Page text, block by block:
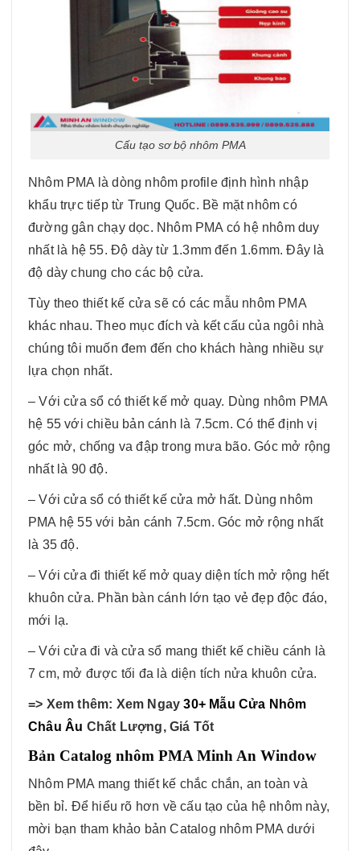
Cấu tạo sơ bộ nhôm PMA
Nhôm PMA là dòng nhôm profile định hình nhập
khẩu trực tiếp từ Trung Quốc. Bề mặt nhôm có
đường gân chạy dọc. Nhôm PMA có hệ nhôm duy
nhất là hệ 55. Độ dày từ 1.3mm đến 1.6mm. Đây là
độ dày chung cho các bộ cửa.
Tùy theo thiết kế cửa sẽ có các mẫu nhôm PMA
khác nhau. Theo mục đích và kết cấu của ngôi nhà
chúng tôi muốn đem đến cho khách hàng nhiều sự
lựa chọn nhất.
– Với cửa sổ có thiết kế mở quay. Dùng nhôm PMA
hệ 55 với chiều bản cánh là 7.5cm. Có thể định vị
góc mở, chống va đập trong mưa bão. Góc mở rộng
nhất là 90 độ.
– Với cửa sổ có thiết kế cửa mở hất. Dùng nhôm
PMA hệ 55 với bản cánh 7.5cm. Góc mở rộng nhất
là 35 độ.
– Với cửa đi thiết kế mở quay diện tích mở rộng hết
khuôn cửa. Phần bàn cánh lớn tạo vẻ đẹp độc đáo,
mới lạ.
– Với cửa đi và cửa sổ mang thiết kế chiều cánh là
7 cm, mở được tối đa là diện tích nửa khuôn cửa.
=> Xem thêm: Xem Ngay 30+ Mẫu Cửa Nhôm
Châu Âu Chất Lượng, Giá Tốt
Bản Catalog nhôm PMA Minh An Window
Nhôm PMA mang thiết kế chắc chắn, an toàn và
bền bỉ. Để hiểu rõ hơn về cấu tạo của hệ nhôm này,
mời bạn tham khảo bản Catalog nhôm PMA dưới